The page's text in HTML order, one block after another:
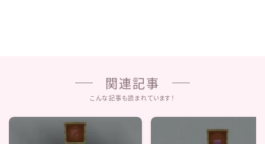
関連記事
こんな記事も読まれています！